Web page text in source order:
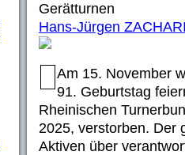
Gerätturnen
Hans-Jürgen
Am 15. November
91. Geburtstag
Rheinischen
2025, verstorben. Der
Aktiven über